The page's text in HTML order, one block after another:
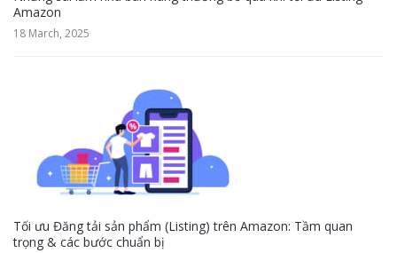
Amazon
18 March, 2025
Tối ưu Đăng tải sản phẩm (Listing) trên Amazon: Tầm quan
trọng & các bước chuẩn bị